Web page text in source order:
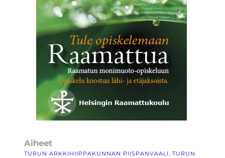
Aiheet
TURUN ARKKIHIIPPAKUNNAN PIISPANVAALI, TURUN